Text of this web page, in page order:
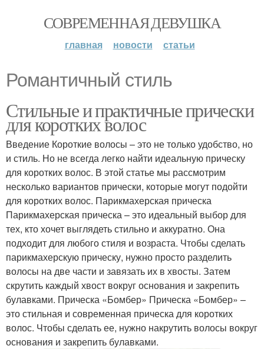
СОВРЕМЕННАЯ ДЕВУШКА
главная новости статьи
Романтичный стиль
Стильные и практичные прически
для коротких волос
Введение Короткие волосы – это не только удобство, но
и стиль. Но не всегда легко найти идеальную прическу
для коротких волос. В этой статье мы рассмотрим
несколько вариантов прически, которые могут подойти
для коротких волос. Парикмахерская прическа
Парикмахерская прическа – это идеальный выбор для
тех, кто хочет выглядеть стильно и аккуратно. Она
подходит для любого стиля и возраста. Чтобы сделать
парикмахерскую прическу, нужно просто разделить
волосы на две части и завязать их в хвосты. Затем
скрутить каждый хвост вокруг основания и закрепить
булавками. Прическа «Бомбер» Прическа «Бомбер» –
это стильная и современная прическа для коротких
волос. Чтобы сделать ее, нужно накрутить волосы вокруг
основания и закрепить булавками.